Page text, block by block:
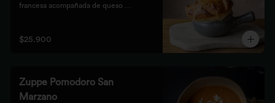
francesa acompañada de queso
$25.900
Zuppe Pomodoro San
Marzano